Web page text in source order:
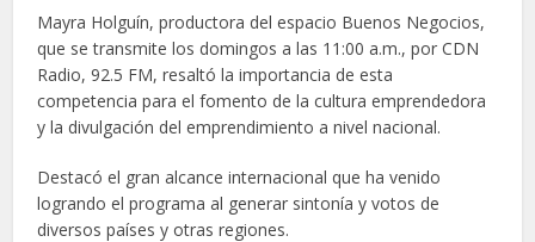
Mayra Holguín, productora del espacio Buenos Negocios,
que se transmite los domingos a las 11:00 a.m., por CDN
Radio, 92.5 FM, resaltó la importancia de esta
competencia para el fomento de la cultura emprendedora
y la divulgación del emprendimiento a nivel nacional.
Destacó el gran alcance internacional que ha venido
logrando el programa al generar sintonía y votos de
diversos países y otras regiones.